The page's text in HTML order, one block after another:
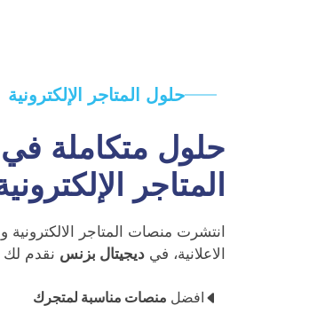
حلول المتاجر اﻹلكترونية
حلول متكاملة في
المتاجر
انتشرت منصات المتاجر
الاعلانية، في ديجيتال بزنس نقدم لك
افضل منصات مناسبة لمتجرك